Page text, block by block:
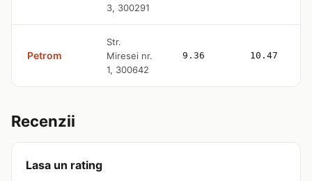
3, 300291
Petrom
Str.
Miresei nr.
1, 300642
9.36 10.47
Recenzii
Lasa un rating